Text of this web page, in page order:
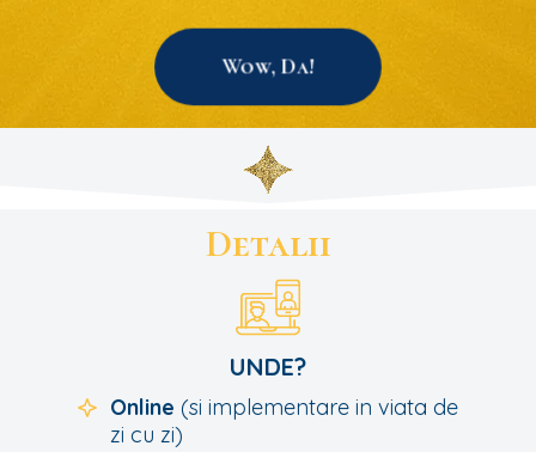
Wow, Da!
Detalii
Online (si implementare in viata de
zi cu zi)
UNDE?